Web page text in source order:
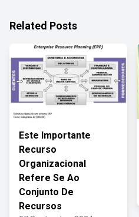
Related Posts
Este Importante
Recurso
Organizacional
Refere Se Ao
Conjunto De
Recursos